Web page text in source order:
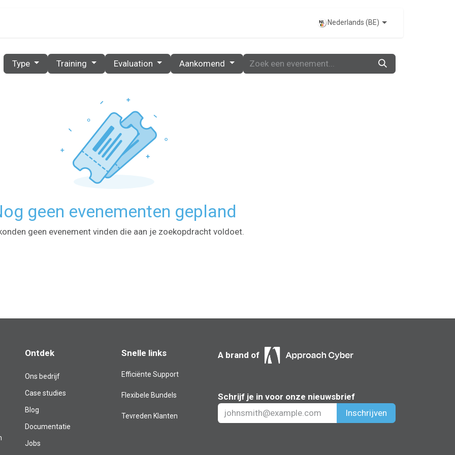
Nederlands (BE)
Type Training Evaluation Aankomend
geen evenementen gepland
geen evenement vinden die aan je zoekopdracht voldoet.
Ontdek
Ons bedrijf
Case studies
Blog​
Documentatie
Jobs
Snelle links
Efficiënte Support
Flexibele Bundels
Tevreden Klanten
A brand of
Schrijf je in voor onze nieuwsbrief
Inschrijven